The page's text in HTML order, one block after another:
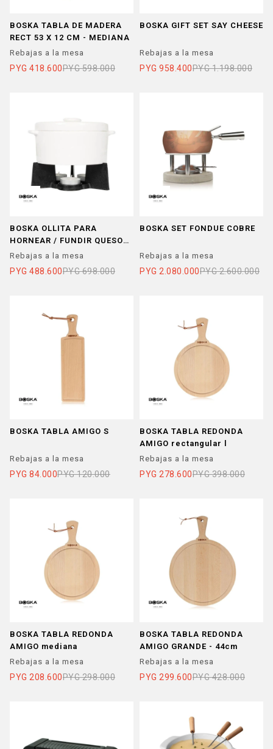
BOSKA TABLA DE MADERA
RECT 53 X 12 CM - MEDIANA
Rebajas a la mesa
PYG 418.600PYG 598.000
BOSKA GIFT SET SAY CHEESE
Rebajas a la mesa
PYG 958.400PYG 1.198.000
BOSKA OLLITA PARA
HORNEAR / FUNDIR QUESO
GDE
Rebajas a la mesa
PYG 488.600PYG 698.000
BOSKA SET FONDUE COBRE
Rebajas a la mesa
PYG 2.080.000PYG 2.600.000
BOSKA TABLA AMIGO S
Rebajas a la mesa
PYG 84.000PYG 120.000
BOSKA TABLA REDONDA
AMIGO rectangular l
Rebajas a la mesa
PYG 278.600PYG 398.000
BOSKA TABLA REDONDA
AMIGO mediana
Rebajas a la mesa
PYG 208.600PYG 298.000
BOSKA TABLA REDONDA
AMIGO GRANDE - 44cm
Rebajas a la mesa
PYG 299.600PYG 428.000